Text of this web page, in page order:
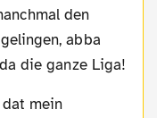
den
abba
die ganze Liga!